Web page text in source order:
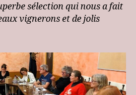
sélection qui nous a fait
vignerons et de jolis